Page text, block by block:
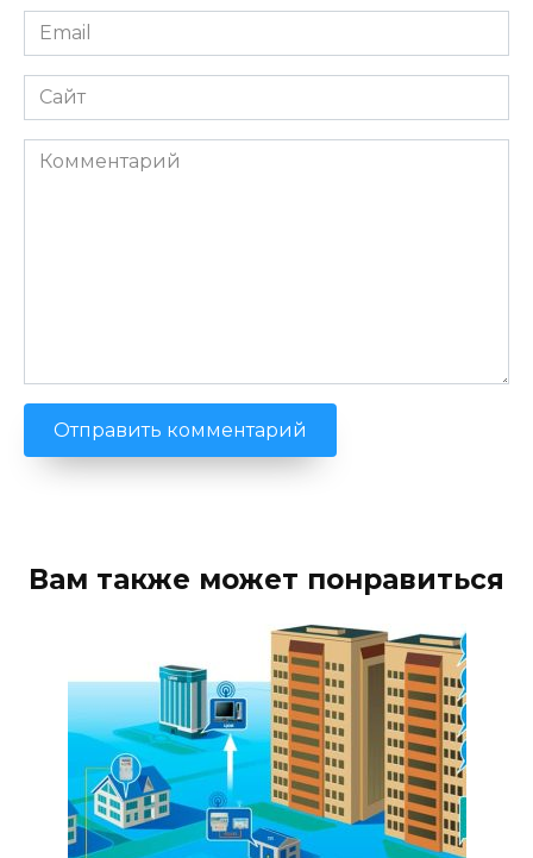
Email
*
Сайт
Комментарий
Вам также может понравиться